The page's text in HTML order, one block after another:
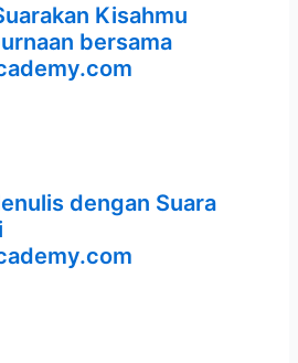
Kisahmu
bersama
dengan Suara